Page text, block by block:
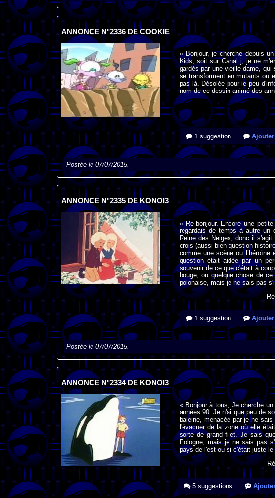
ANNONCE N°2336 DE COOKIE
« Bonjour, je cherche depuis
Kids, soit sur Canal j, je ne
gardés par une vieille dame,
se transforment en mutants ou
pas là. Désolée pour le peu
nom de ce dessin animé des
1 suggestion Ajouter
Postée le 07/07/2015.
ANNONCE N°2335 DE KONOI3
« Re-bonjour, Encore une
regardais de temps à autre un
Reine des Neiges, donc il
crois (aussi bien question
comme une scène ou
question était aidée par un
souvenir de ce que c'était à
bouge, ou quelque chose de
polonaise, mais je ne sais pas
1 suggestion Ajouter
Postée le 07/07/2015.
ANNONCE N°2334 DE KONOI3
« Bonjour à tous, Je cherche
années 90. Je n'ai que peu de
baleine, menacée par je ne
l'évacuer de la zone où elle
sorte de grand filet. Je sais
Pologne, mais je ne sais pas
pays de l'est ou si c'était juste le
5 suggestions